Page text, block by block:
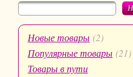
Новые товары (2)
Популярные товары (21)
Товары в пути